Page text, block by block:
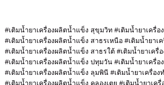
#เติมน้ำยาเครื่องผลิตน้ำแข็ง สุขุมวิท #เติมน้ำยาเครื่
#เติมน้ำยาเครื่องผลิตน้ำแข็ง สาธรเหนือ #เติมน้ำยาเ
#เติมน้ำยาเครื่องผลิตน้ำแข็ง สาธรใต้ #เติมน้ำยาเครื่
#เติมน้ำยาเครื่องผลิตน้ำแข็ง ปทุมวัน #เติมน้ำยาเครื่
#เติมน้ำยาเครื่องผลิตน้ำแข็ง ลุมพินี #เติมน้ำยาเครื่อ
#เติมน้ำยาเครื่องผลิตน้ำแข็ง คลองเตย #เติมน้ำยาเค